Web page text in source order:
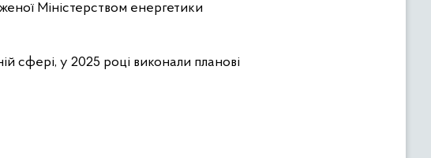
Міністерством енергетики
сфері, у 2025 році виконали планові